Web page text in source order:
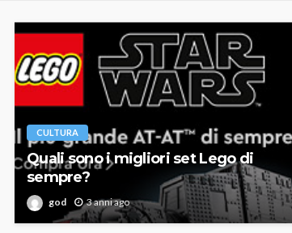
CULTURA
Quali sono i migliori set Lego di
sempre?
god 3 anni ago